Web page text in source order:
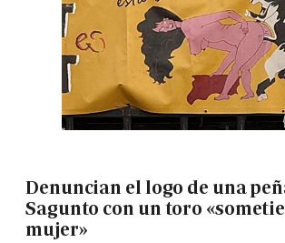
Denuncian el logo de una
Sagunto con un toro
mujer»